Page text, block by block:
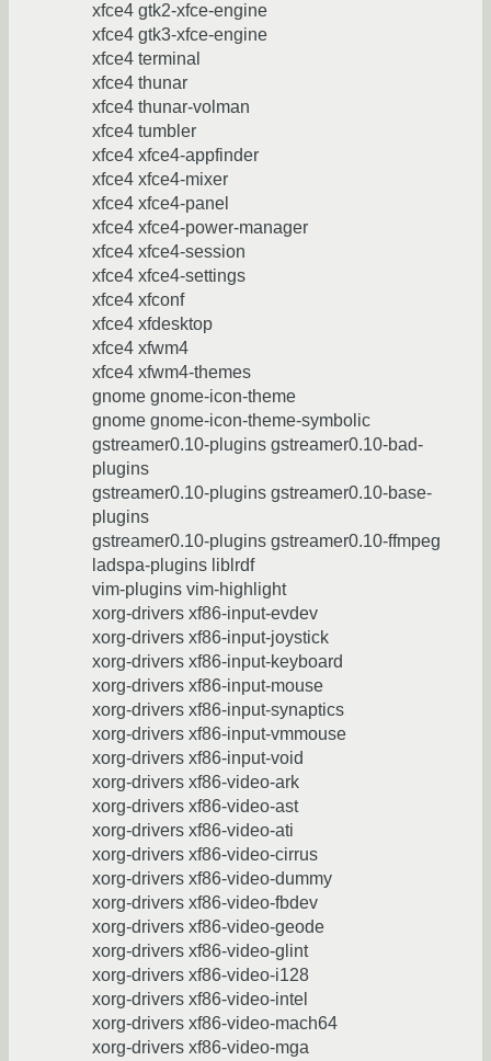
xfce4 gtk2-xfce-engine
xfce4 gtk3-xfce-engine
xfce4 terminal
xfce4 thunar
xfce4 thunar-volman
xfce4 tumbler
xfce4 xfce4-appfinder
xfce4 xfce4-mixer
xfce4 xfce4-panel
xfce4 xfce4-power-manager
xfce4 xfce4-session
xfce4 xfce4-settings
xfce4 xfconf
xfce4 xfdesktop
xfce4 xfwm4
xfce4 xfwm4-themes
gnome gnome-icon-theme
gnome gnome-icon-theme-symbolic
gstreamer0.10-plugins gstreamer0.10-bad-
plugins
gstreamer0.10-plugins gstreamer0.10-base-
plugins
gstreamer0.10-plugins gstreamer0.10-ffmpeg
ladspa-plugins liblrdf
vim-plugins vim-highlight
xorg-drivers xf86-input-evdev
xorg-drivers xf86-input-joystick
xorg-drivers xf86-input-keyboard
xorg-drivers xf86-input-mouse
xorg-drivers xf86-input-synaptics
xorg-drivers xf86-input-vmmouse
xorg-drivers xf86-input-void
xorg-drivers xf86-video-ark
xorg-drivers xf86-video-ast
xorg-drivers xf86-video-ati
xorg-drivers xf86-video-cirrus
xorg-drivers xf86-video-dummy
xorg-drivers xf86-video-fbdev
xorg-drivers xf86-video-geode
xorg-drivers xf86-video-glint
xorg-drivers xf86-video-i128
xorg-drivers xf86-video-intel
xorg-drivers xf86-video-mach64
xorg-drivers xf86-video-mga